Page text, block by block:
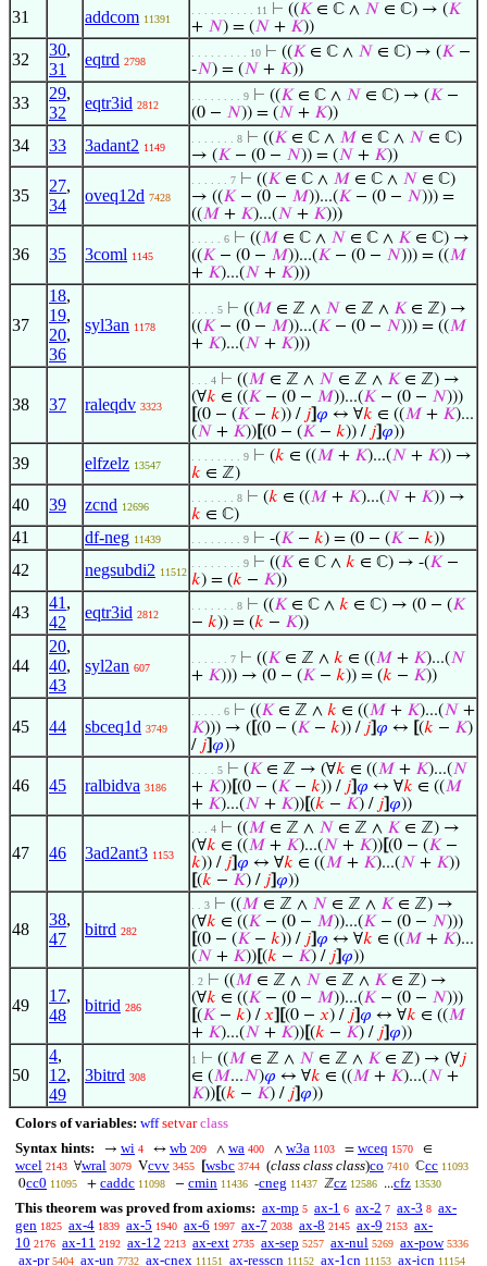
31 addcom 11391
. . . . . . . . . . 11 ⊢ ((𝐾 ∈ ℂ ∧ 𝑁 ∈ ℂ) → (𝐾
+ 𝑁) = (𝑁 + 𝐾))
32
30,
31
eqtrd 2798
. . . . . . . . . 10 ⊢ ((𝐾 ∈ ℂ ∧ 𝑁 ∈ ℂ) → (𝐾 −
-𝑁) = (𝑁 + 𝐾))
33
29,
32
eqtr3id 2812
. . . . . . . . 9 ⊢ ((𝐾 ∈ ℂ ∧ 𝑁 ∈ ℂ) → (𝐾 −
(0 − 𝑁)) = (𝑁 + 𝐾))
34 33 3adant2 1149
. . . . . . . 8 ⊢ ((𝐾 ∈ ℂ ∧ 𝑀 ∈ ℂ ∧ 𝑁 ∈ ℂ)
→ (𝐾 − (0 − 𝑁)) = (𝑁 + 𝐾))
35
27,
34
oveq12d 7428
. . . . . . 7 ⊢ ((𝐾 ∈ ℂ ∧ 𝑀 ∈ ℂ ∧ 𝑁 ∈ ℂ)
→ ((𝐾 − (0 − 𝑀))...(𝐾 − (0 − 𝑁))) =
((𝑀 + 𝐾)...(𝑁 + 𝐾)))
36 35 3coml 1145
. . . . . 6 ⊢ ((𝑀 ∈ ℂ ∧ 𝑁 ∈ ℂ ∧ 𝐾 ∈ ℂ) →
((𝐾 − (0 − 𝑀))...(𝐾 − (0 − 𝑁))) = ((𝑀
+ 𝐾)...(𝑁 + 𝐾)))
37
18,
19,
20,
36
syl3an 1178
. . . . 5 ⊢ ((𝑀 ∈ ℤ ∧ 𝑁 ∈ ℤ ∧ 𝐾 ∈ ℤ) →
((𝐾 − (0 − 𝑀))...(𝐾 − (0 − 𝑁))) = ((𝑀
+ 𝐾)...(𝑁 + 𝐾)))
38 37 raleqdv 3323
. . . 4 ⊢ ((𝑀 ∈ ℤ ∧ 𝑁 ∈ ℤ ∧ 𝐾 ∈ ℤ) →
(∀𝑘 ∈ ((𝐾 − (0 − 𝑀))...(𝐾 − (0 − 𝑁)))
(0 − (𝐾 − 𝑘)) / 𝑗 𝜑 ↔ ∀𝑘 ∈ ((𝑀 + 𝐾)...
(𝑁 + 𝐾)) (0 − (𝐾 − 𝑘)) / 𝑗 𝜑))
39 elfzelz 13547
. . . . . . . . 9 ⊢ (𝑘 ∈ ((𝑀 + 𝐾)...(𝑁 + 𝐾)) →
𝑘 ∈ ℤ)
40 39 zcnd 12696
. . . . . . . 8 ⊢ (𝑘 ∈ ((𝑀 + 𝐾)...(𝑁 + 𝐾)) →
𝑘 ∈ ℂ)
41 df-neg 11439 . . . . . . . . 9 ⊢ -(𝐾 − 𝑘) = (0 − (𝐾 − 𝑘))
42 negsubdi2 11512
. . . . . . . . 9 ⊢ ((𝐾 ∈ ℂ ∧ 𝑘 ∈ ℂ) → -(𝐾 −
𝑘) = (𝑘 − 𝐾))
43
41 ,
42
eqtr3id 2812
. . . . . . . 8 ⊢ ((𝐾 ∈ ℂ ∧ 𝑘 ∈ ℂ) → (0 − (𝐾
− 𝑘)) = (𝑘 − 𝐾))
44
20,
40,
43
syl2an 607
. . . . . . 7 ⊢ ((𝐾 ∈ ℤ ∧ 𝑘 ∈ ((𝑀 + 𝐾)...(𝑁
+ 𝐾))) → (0 − (𝐾 − 𝑘)) = (𝑘 − 𝐾))
45 44 sbceq1d 3749
. . . . . 6 ⊢ ((𝐾 ∈ ℤ ∧ 𝑘 ∈ ((𝑀 + 𝐾)...(𝑁 +
𝐾))) → ( (0 − (𝐾 − 𝑘)) / 𝑗 𝜑 ↔ (𝑘 − 𝐾)
/ 𝑗 𝜑))
46 45 ralbidva 3186
. . . . 5 ⊢ (𝐾 ∈ ℤ → (∀𝑘 ∈ ((𝑀 + 𝐾)...(𝑁
+ 𝐾)) (0 − (𝐾 − 𝑘)) / 𝑗 𝜑 ↔ ∀𝑘 ∈ ((𝑀
+ 𝐾)...(𝑁 + 𝐾)) (𝑘 − 𝐾) / 𝑗 𝜑))
47 46 3ad2ant3 1153
. . . 4 ⊢ ((𝑀 ∈ ℤ ∧ 𝑁 ∈ ℤ ∧ 𝐾 ∈ ℤ) →
(∀𝑘 ∈ ((𝑀 + 𝐾)...(𝑁 + 𝐾)) (0 − (𝐾 −
𝑘)) / 𝑗 𝜑 ↔ ∀𝑘 ∈ ((𝑀 + 𝐾)...(𝑁 + 𝐾))
(𝑘 − 𝐾) / 𝑗 𝜑))
48
38,
47
bitrd 282
. . 3 ⊢ ((𝑀 ∈ ℤ ∧ 𝑁 ∈ ℤ ∧ 𝐾 ∈ ℤ) →
(∀𝑘 ∈ ((𝐾 − (0 − 𝑀))...(𝐾 − (0 − 𝑁)))
(0 − (𝐾 − 𝑘)) / 𝑗 𝜑 ↔ ∀𝑘 ∈ ((𝑀 + 𝐾)...
(𝑁 + 𝐾)) (𝑘 − 𝐾) / 𝑗 𝜑))
49
17,
48
bitrid 286
. 2 ⊢ ((𝑀 ∈ ℤ ∧ 𝑁 ∈ ℤ ∧ 𝐾 ∈ ℤ) →
(∀𝑘 ∈ ((𝐾 − (0 − 𝑀))...(𝐾 − (0 − 𝑁)))
(𝐾 − 𝑘) /𝑥 (0 − 𝑥) / 𝑗 𝜑 ↔ ∀𝑘 ∈ ((𝑀
+ 𝐾)...(𝑁 + 𝐾)) (𝑘 − 𝐾) / 𝑗 𝜑))
50
4,
12,
49
3bitrd 308
1 ⊢ ((𝑀 ∈ ℤ ∧ 𝑁 ∈ ℤ ∧ 𝐾 ∈ ℤ) → (∀𝑗
∈ (𝑀...𝑁)𝜑 ↔ ∀𝑘 ∈ ((𝑀 + 𝐾)...(𝑁 +
𝐾)) (𝑘 − 𝐾) / 𝑗 𝜑))
Colors of variables: wff setvar class
Syntax hints:
→ wi 4 ↔ wb 209 ∧ wa 400 ∧ w3a 1103 = wceq 1570 ∈
wcel 2143 ∀wral 3079 Vcvv 3455 [wsbc 3744 (class class class)co 7410 ℂcc 11093
0cc0 11095 + caddc 11098 − cmin 11436 -cneg 11437 ℤcz 12586 ...cfz 13530
This theorem was proved from axioms: ax-mp 5 ax-1 6 ax-2 7 ax-3 8 ax-
gen 1825 ax-4 1839 ax-5 1940 ax-6 1997 ax-7 2038 ax-8 2145 ax-9 2153 ax-
10 2176 ax-11 2192 ax-12 2213 ax-ext 2735 ax-sep 5257 ax-nul 5269 ax-pow 5336
ax-pr 5404 ax-un 7732 ax-cnex 11151 ax-resscn 11152 ax-1cn 11153 ax-icn 11154